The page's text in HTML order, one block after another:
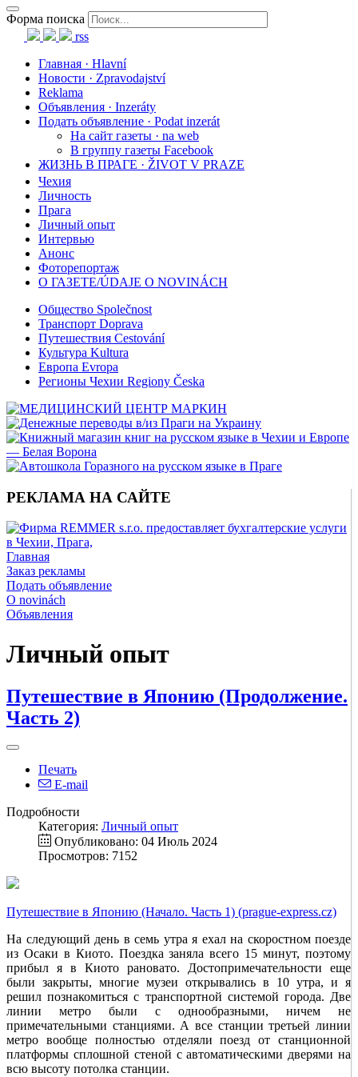
Форма поиска
rss
Главная · Hlavní
Новости · Zpravodajství
Reklama
Объявления · Inzeráty
Подать объявление · Podat inzerát
На сайт газеты · na web
В группу газеты Facebook
ЖИЗНЬ В ПРАГЕ · ŽIVOT V PRAZE
Чехия
Личность
Прага
Личный опыт
Интервью
Анонс
Фоторепортаж
О ГАЗЕТЕ/ÚDAJE O NOVINÁCH
Общество Společnost
Транспорт Doprava
Путешествия Cestování
Культура Kultura
Европа Evropa
Регионы Чехии Regiony Česka
РЕКЛАМА НА САЙТЕ
Главная
Заказ рекламы
Подать объявление
O novinách
Объявления
Личный опыт
Путешествие в Японию (Продолжение.
Часть 2)
Печать
E-mail
Подробности
Категория: Личный опыт
Опубликовано: 04 Июль 2024
Просмотров: 7152
Путешествие в Японию (Начало. Часть 1) (prague-express.cz)
На следующий день в семь утра я ехал на скоростном поезде
из Осаки в Киото. Поездка заняла всего 15 минут, поэтому
прибыл я в Киото рановато. Достопримечательности еще
были закрыты, многие музеи открывались в 10 утра, и я
решил познакомиться с транспортной системой города. Две
линии метро были с однообразными, ничем не
примечательными станциями. А все станции третьей линии
метро вообще полностью отделяли поезд от станционной
платформы сплошной стеной с автоматическими дверями на
всю высоту потолка станции.